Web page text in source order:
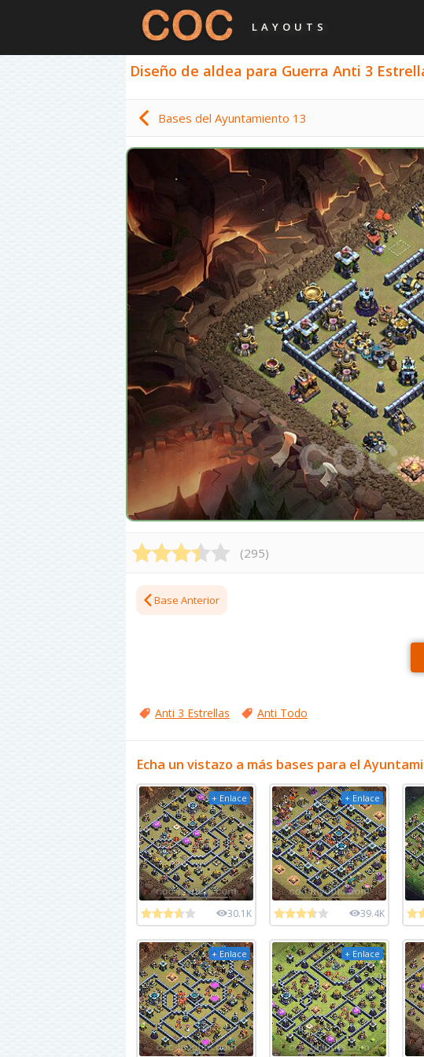
LAYOUTS
Diseño de aldea para Guerra Anti 3
Bases del Ayuntamiento 13
(295)
Base Anterior
Anti 3 Estrellas Anti Todo
Echa un vistazo a más bases para el
+ Enlace
30.1K
+ Enlace
39.4K
+ Enlace + Enlace